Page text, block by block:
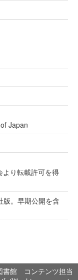
Japan
より転載許可を得
版。早期公開を含
書館 コンテンツ担当